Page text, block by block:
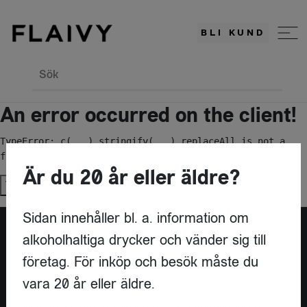
BLI KUND
Sök
An error occurred on the client!
TypeError: c(...).stringify(...).replaceAll is not a
function
Try again
Är du leverantör?
Är du 20 år eller äldre?
Sidan innehåller bl. a. information om
alkoholhaltiga drycker och vänder sig till
företag. För inköp och besök måste du
vara 20 år eller äldre.